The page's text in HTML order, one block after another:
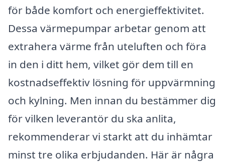
för både komfort och energieffektivitet.
Dessa värmepumpar arbetar genom att
extrahera värme från uteluften och föra
in den i ditt hem, vilket gör dem till en
kostnadseffektiv lösning för uppvärmning
och kylning. Men innan du bestämmer dig
för vilken leverantör du ska anlita,
rekommenderar vi starkt att du inhämtar
minst tre olika erbjudanden. Här är några